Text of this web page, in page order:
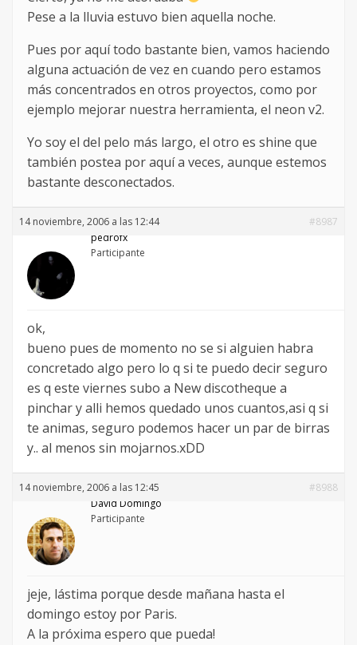
Pese a la lluvia estuvo bien aquella noche.
Pues por aquí todo bastante bien, vamos haciendo
alguna actuación de vez en cuando pero estamos
más concentrados en otros proyectos, como por
ejemplo mejorar nuestra herramienta, el neon v2.
Yo soy el del pelo más largo, el otro es shine que
también postea por aquí a veces, aunque estemos
bastante desconectados.
14 noviembre, 2006 a las 12:44
#8987
pedrofx
Participante
ok,
bueno pues de momento no se si alguien habra
concretado algo pero lo q si te puedo decir seguro
es q este viernes subo a New discotheque a
pinchar y alli hemos quedado unos cuantos,asi q si
te animas, seguro podemos hacer un par de birras
y.. al menos sin mojarnos.xDD
14 noviembre, 2006 a las 12:45
#8988
David Domingo
Participante
jeje, lástima porque desde mañana hasta el
domingo estoy por Paris.
A la próxima espero que pueda!